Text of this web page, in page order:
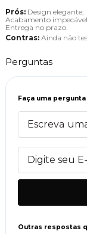
Prós: Design elegante;
Acabamento
Entrega no prazo.
Contras: Ainda não
Perguntas
Faça uma
Outras respostas